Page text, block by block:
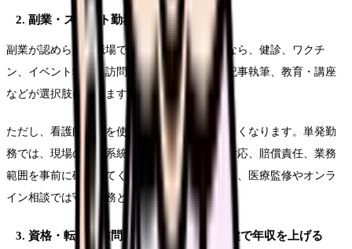
2. 副業・スポット勤務で月数万円を作る
副業が認められる職場で、体調に無理がないなら、健診、ワクチ
ン、イベント救護、訪問看護スポット、医療記事執筆、教育・講座
などが選択肢になります。
ただし、看護師免許を使う副業ほど責任も大きくなります。単発勤
務では、現場の指揮系統、記録方法、緊急時対応、賠償責任、業務
範囲を事前に確認してください。在宅副業でも、医療監修やオンラ
イン相談では守秘義務と責任範囲が重要です。
3. 資格・転職・訪問看護・美容・産業保健で年収を上げる